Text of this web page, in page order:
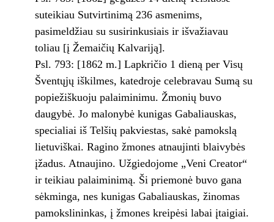
suteikiau Sutvirtinimą 236 asmenims,
pasimeldžiau su susirinkusiais ir išvažiavau
toliau [į Žemaičių Kalvariją].
Psl. 793: [1862 m.] Lapkričio 1 dieną per Visų
Šventųjų iškilmes, katedroje celebravau Sumą su
popiežiškuoju palaiminimu. Žmonių buvo
daugybė. Jo malonybė kunigas Gabaliauskas,
specialiai iš Telšių pakviestas, sakė pamokslą
lietuviškai. Ragino žmones atnaujinti blaivybės
įžadus. Atnaujino. Užgiedojome „Veni Creator“
ir teikiau palaiminimą. Ši priemonė buvo gana
sėkminga, nes kunigas Gabaliauskas, žinomas
pamokslininkas, į žmones kreipėsi labai įtaigiai.